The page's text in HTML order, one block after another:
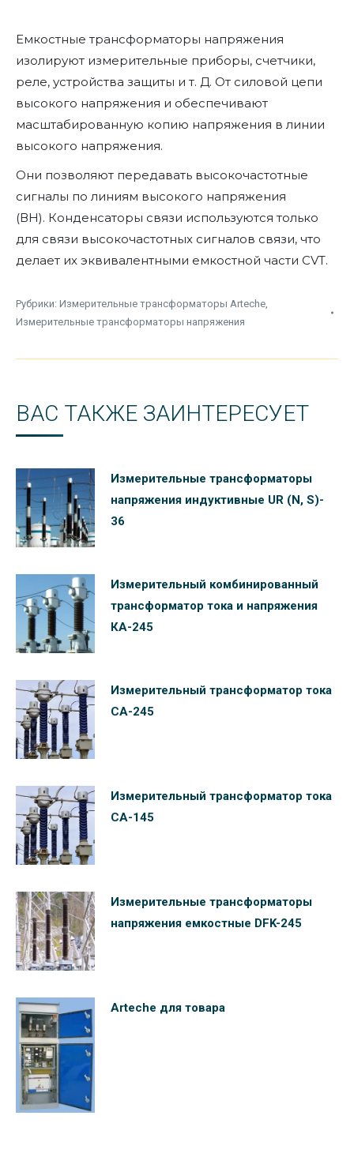
Емкостные трансформаторы напряжения
изолируют измерительные приборы, счетчики,
реле, устройства защиты и т. Д. От силовой цепи
высокого напряжения и обеспечивают
масштабированную копию напряжения в линии
высокого напряжения.
Они позволяют передавать высокочастотные
сигналы по линиям высокого напряжения
(ВН). Конденсаторы связи используются только
для связи высокочастотных сигналов связи, что
делает их эквивалентными емкостной части CVT.
Рубрики: Измерительные трансформаторы Arteche,
Измерительные трансформаторы напряжения
ВАС ТАКЖЕ ЗАИНТЕРЕСУЕТ
Измерительные трансформаторы
напряжения индуктивные UR (N, S)-
36
Измерительный комбинированный
трансформатор тока и напряжения
КА-245
Измерительный трансформатор тока
СА-245
Измерительный трансформатор тока
СА-145
Измерительные трансформаторы
напряжения емкостные DFK-245
Arteche для товара